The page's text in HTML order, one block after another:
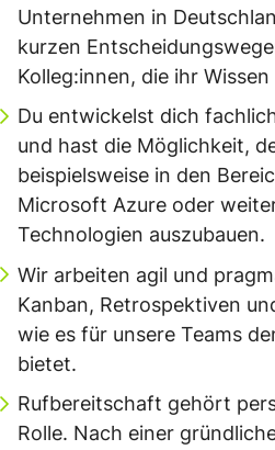
Unternehmen in
kurzen
Kolleg:innen, die ihr
Du entwickelst dich
und hast die Möglichkeit,
beispielsweise in den
Microsoft Azure oder
Technologien auszubauen.
Wir arbeiten agil und
Kanban, Retrospektiven
wie es für unsere Teams
bietet.
Rufbereitschaft gehört
Rolle. Nach einer